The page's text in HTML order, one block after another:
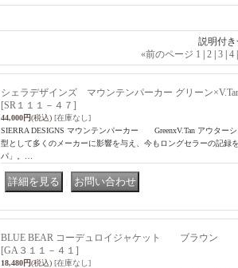
説明付
«前のページ 1 2 3 4
シェラデザインズ マウンテンパーカー グリーン
[SR１１１－４７]
44,000円(税込) [在庫なし]
SIERRA DESIGNS マウンテンパーカー GreenxV.Tan アウター
型として多くのメーカーに影響を与え、今もロングセラーの記録
パ」。…
BLUE BEAR コーデュロイジャケット ブラウン
[GA３１１－４１]
18,480円(税込) [在庫なし]